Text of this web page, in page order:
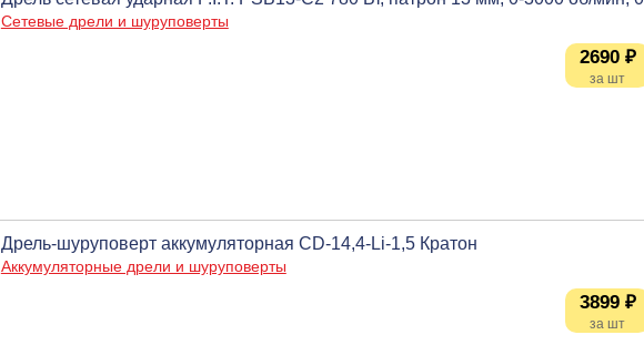
Сетевые дрели и шуруповерты
2690 ₽
Дрель-шуруповерт аккумуляторная CD-14,4-Li-1,5 Кратон
Аккумуляторные дрели и шуруповерты
3899 ₽